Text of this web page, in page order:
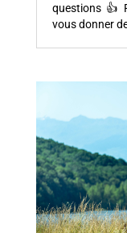
questions 👍
vous donner